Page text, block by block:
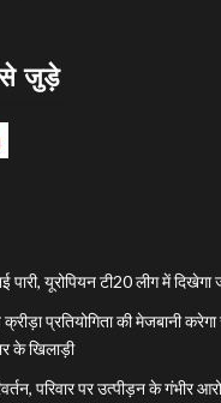
से जुड़े
पारी, यूरोपियन टी20 लीग में दिखेगा
प्रतियोगिता की मेजबानी
के खिलाड़ी
परिवार पर उत्पीड़न के गंभीर